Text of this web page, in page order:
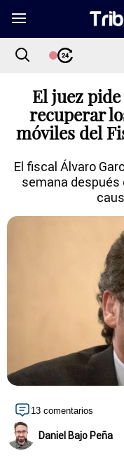
El juez
recuperar
móviles del
El fiscal Álvaro
semana después
13 comentarios
Daniel Bajo Peña